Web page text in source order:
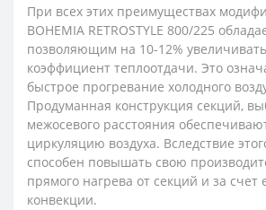
При всех этих преимуществах
BOHEMIA RETROSTYLE 800/225
позволяющим на 10-12%
коэффициент теплоотдачи. Это
быстрое прогревание холодного
Продуманная конструкция секций,
межосевого расстояния
циркуляцию воздуха. Вследствие
способен повышать свою
прямого нагрева от секций и за счет
конвекции.